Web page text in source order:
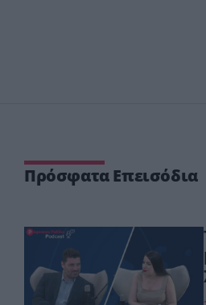
Πρόσφατα Επεισόδια